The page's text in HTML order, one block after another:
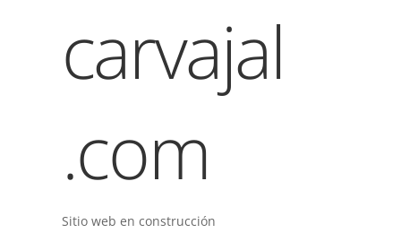
carvajal
.com
Sitio web en construcción